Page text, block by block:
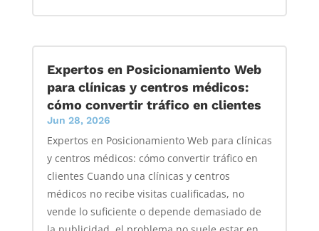
Expertos en Posicionamiento Web
para clínicas y centros médicos:
cómo convertir tráfico en clientes
Jun 28, 2026
Expertos en Posicionamiento Web para clínicas
y centros médicos: cómo convertir tráfico en
clientes Cuando una clínicas y centros
médicos no recibe visitas cualificadas, no
vende lo suficiente o depende demasiado de